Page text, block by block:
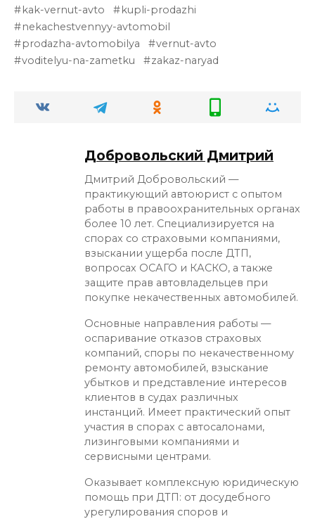
kak-vernut-avto
kupli-prodazhi
nekachestvennyy-avtomobil
prodazha-avtomobilya
vernut-avto
voditelyu-na-zametku
zakaz-naryad
Добровольский Дмитрий
Дмитрий Добровольский —
практикующий автоюрист с опытом
работы в правоохранительных органах
более 10 лет. Специализируется на
спорах со страховыми компаниями,
взыскании ущерба после ДТП,
вопросах ОСАГО и КАСКО, а также
защите прав автовладельцев при
покупке некачественных автомобилей.
Основные направления работы —
оспаривание отказов страховых
компаний, споры по некачественному
ремонту автомобилей, взыскание
убытков и представление интересов
клиентов в судах различных
инстанций. Имеет практический опыт
участия в спорах с автосалонами,
лизинговыми компаниями и
сервисными центрами.
Оказывает комплексную юридическую
помощь при ДТП: от досудебного
урегулирования споров и